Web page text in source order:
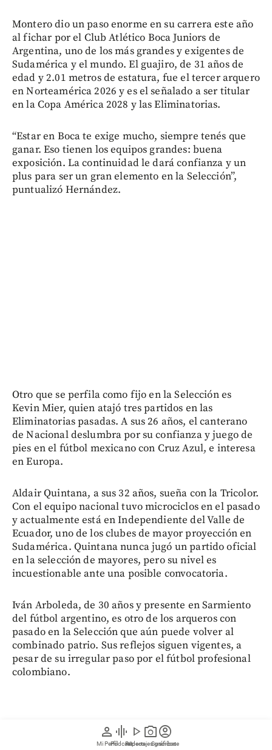
person
Mi Perfil
graphic_eq
Pódcast
play_arrow
Videos
photo_camera
Reportajes gráficos
account_circle
Suscríbete
Montero dio un paso enorme en su carrera este año
al fichar por el Club Atlético Boca Juniors de
Argentina, uno de los más grandes y exigentes de
Sudamérica y el mundo. El guajiro, de 31 años de
edad y 2.01 metros de estatura, fue el tercer arquero
en Norteamérica 2026 y es el señalado a ser titular
en la Copa América 2028 y las Eliminatorias.
“Estar en Boca te exige mucho, siempre tenés que
ganar. Eso tienen los equipos grandes: buena
exposición. La continuidad le dará confianza y un
plus para ser un gran elemento en la Selección”,
puntualizó Hernández.
Otro que se perfila como fijo en la Selección es
Kevin Mier, quien atajó tres partidos en las
Eliminatorias pasadas. A sus 26 años, el canterano
de Nacional deslumbra por su confianza y juego de
pies en el fútbol mexicano con Cruz Azul, e interesa
en Europa.
Aldair Quintana, a sus 32 años, sueña con la Tricolor.
Con el equipo nacional tuvo microciclos en el pasado
y actualmente está en Independiente del Valle de
Ecuador, uno de los clubes de mayor proyección en
Sudamérica. Quintana nunca jugó un partido oficial
en la selección de mayores, pero su nivel es
incuestionable ante una posible convocatoria.
Iván Arboleda, de 30 años y presente en Sarmiento
del fútbol argentino, es otro de los arqueros con
pasado en la Selección que aún puede volver al
combinado patrio. Sus reflejos siguen vigentes, a
pesar de su irregular paso por el fútbol profesional
colombiano.